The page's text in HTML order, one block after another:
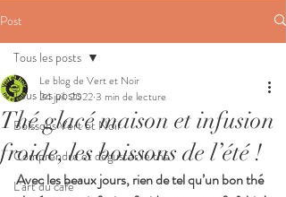
Post
Tous les posts
Boissons Vert et Noir
Comprendre et déguster le thé
L'art du café
Tous les posts
Thé glacé maison et infusion
froide, les boissons de l’été !
Le blog de Vert et Noir
24 juil. 20223 min de lecture
Avec les beaux jours, rien de tel qu’un bon thé